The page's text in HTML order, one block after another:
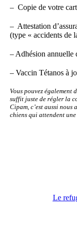
– Copie de votre
– Attestation
(type « accidents de
– Adhésion annuelle
– Vaccin Tétanos à
Vous pouvez également
suffit juste de régler la
Cipam, c’est aussi
chiens qui attendent
Le